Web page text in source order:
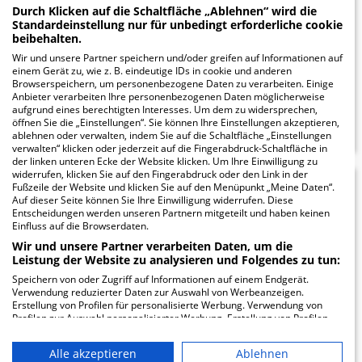
Neucoswiger Str. 21
01640 Coswig
ZUM PROFIL
11.73
Neurologisches
Fachkrankenhaus
Zscheckwitz
Ortsteil Zscheckwitz 1-3
01731 Kreischa
Durch Klicken auf die Schaltfläche „Ablehnen“ wird die
Standardeinstellung nur für unbedingt erforderliche cookie
beibehalten.
Wir und unsere Partner speichern und/oder greifen auf Informationen auf
einem Gerät zu, wie z. B. eindeutige IDs in cookie und anderen
Browserspeichern, um personenbezogene Daten zu verarbeiten. Einige
Anbieter verarbeiten Ihre personenbezogenen Daten möglicherweise
aufgrund eines berechtigten Interesses. Um dem zu widersprechen,
öffnen Sie die „Einstellungen“. Sie können Ihre Einstellungen akzeptieren,
ablehnen oder verwalten, indem Sie auf die Schaltfläche „Einstellungen
verwalten“ klicken oder jederzeit auf die Fingerabdruck-Schaltfläche in
der linken unteren Ecke der Website klicken. Um Ihre Einwilligung zu
widerrufen, klicken Sie auf den Fingerabdruck oder den Link in der
Fußzeile der Website und klicken Sie auf den Menüpunkt „Meine Daten“.
Auf dieser Seite können Sie Ihre Einwilligung widerrufen. Diese
Entscheidungen werden unseren Partnern mitgeteilt und haben keinen
Einfluss auf die Browserdaten.
Wir und unsere Partner verarbeiten Daten, um die
Leistung der Website zu analysieren und Folgendes zu tun:
Speichern von oder Zugriff auf Informationen auf einem Endgerät.
Verwendung reduzierter Daten zur Auswahl von Werbeanzeigen.
Erstellung von Profilen für personalisierte Werbung. Verwendung von
Profilen zur Auswahl personalisierter Werbung. Erstellung von Profilen
personalisierter Inhalte. Messung der Werbeleistung. Messung der
Performance von Inhalten. Analyse von Zielgruppen durch Statistiken
Alle akzeptieren
Ablehnen